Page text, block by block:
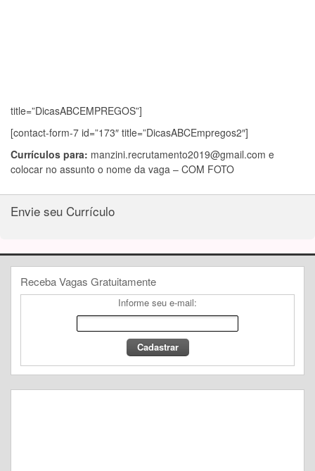
title=”DicasABCEMPREGOS”]
[contact-form-7 id=”173″ title=”DicasABCEmpregos2″]
Currículos para: manzini.recrutamento2019@gmail.com e
colocar no assunto o nome da vaga – COM FOTO
Envie seu Currículo
Receba Vagas Gratuitamente
Informe seu e-mail: